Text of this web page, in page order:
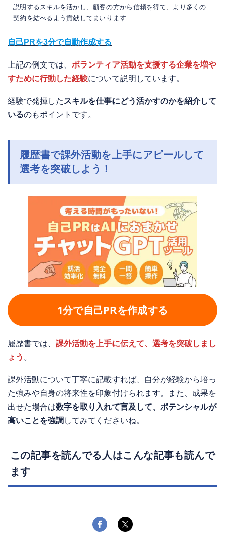
説明するスキルを活かし、顧客の方から信頼を得て、より多くの
契約を結べるよう貢献してまいります
自己PRを3分で自動作成する
上記の例文では、 ボランティア活動を支援する企業を増や
すために行動した経験について説明しています。
経験で発揮した スキルを仕事にどう活かすのかを紹介して
いるのもポイントです。
履歴書で課外活動を上手にアピールして
選考を突破しよう！
1分で自己PRを作成する
履歴書では、 課外活動を上手に伝えて、選考を突破しまし
ょう 。
課外活動について丁寧に記載すれば、自分が経験から培っ
た強みや自身の将来性を印象付けられます。また、成果を
出せた場合は数字を取り入れて言及して、ポテンシャルが
高いことを強調 してみてくださいね。
この記事を読んでる人はこんな記事も読んで
ます